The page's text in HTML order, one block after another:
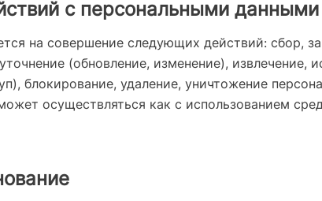
с персональными данными
на совершение следующих действий: сбор,
(обновление, изменение), извлечение,
блокирование, удаление, уничтожение
осуществляться как с использованием